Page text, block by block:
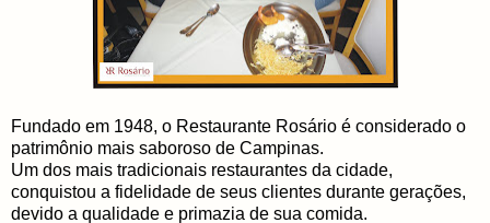
Fundado em 1948, o Restaurante Rosário é considerado o
patrimônio mais saboroso de Campinas.
Um dos mais tradicionais restaurantes da cidade,
conquistou a fidelidade de seus clientes durante gerações,
devido a qualidade e primazia de sua comida.